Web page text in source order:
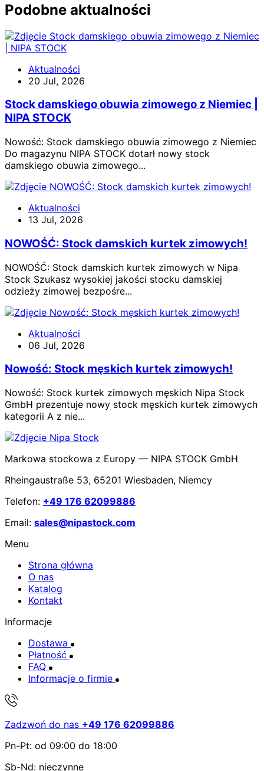
Podobne aktualności
Aktualności
20 Jul, 2026
Stock damskiego obuwia zimowego z Niemiec |
NIPA STOCK
Nowość: Stock damskiego obuwia zimowego z Niemiec
Do magazynu NIPA STOCK dotarł nowy stock
damskiego obuwia zimowego...
Aktualności
13 Jul, 2026
NOWOŚĆ: Stock damskich kurtek zimowych!
NOWOŚĆ: Stock damskich kurtek zimowych w Nipa
Stock Szukasz wysokiej jakości stocku damskiej
odzieży zimowej bezpośre...
Aktualności
06 Jul, 2026
Nowość: Stock męskich kurtek zimowych!
Nowość: Stock kurtek zimowych męskich Nipa Stock
GmbH prezentuje nowy stock męskich kurtek zimowych
kategorii A z nie...
Markowa stockowa z Europy — NIPA STOCK GmbH
Rheingaustraße 53, 65201 Wiesbaden, Niemcy
Telefon: +49 176 62099886
Email: sales@nipastock.com
Menu
Strona główna
O nas
Katalog
Kontakt
Informacje
Dostawa
Płatność
FAQ
Informacje o firmie
Zadzwoń do nas +49 176 62099886
Pn-Pt: od 09:00 do 18:00
Sb-Nd: nieczynne